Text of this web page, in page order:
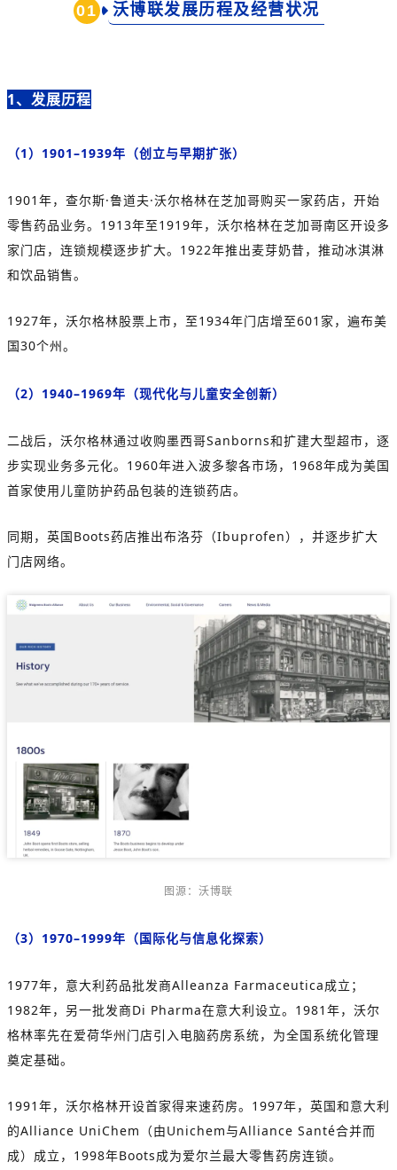
01 沃博联发展历程及经营状况
1、发展历程
（1）1901–1939年（创立与早期扩张）
1901年，查尔斯·鲁道夫·沃尔格林在芝加哥购买一家药店，开始
零售药品业务。1913年至1919年，沃尔格林在芝加哥南区开设多
家门店，连锁规模逐步扩大。 1922年推出麦芽奶昔，推动冰淇淋
和饮品销售。
1927年，沃尔格林股票上市，至1934年门店增至601家，遍布美
国30个州。
（2）1940–1969年（现代化与儿童安全创新）
二战后，沃尔格林通过收购墨西哥Sanborns和扩建大型超市，逐
步实现业务多元化。1960年进入波多黎各市场，1968年成为美国
首家使用儿童防护药品包装的连锁药店。
同期，英国Boots药店推出布洛芬（Ibuprofen），并逐步扩大
门店网络。
图源：沃博联
（3）1970–1999年（国际化与信息化探索）
1977年，意大利药品批发商Alleanza Farmaceutica成立；
1982年，另一批发商Di Pharma在意大利设立。1981年，沃尔
格林率先在爱荷华州门店引入电脑药房系统，为全国系统化管理
奠定基础。
1991年，沃尔格林开设首家得来速药房。1997年，英国和意大利
的Alliance UniChem（由Unichem与Alliance Santé合并而
成）成立，1998年Boots成为爱尔兰最大零售药房连锁。